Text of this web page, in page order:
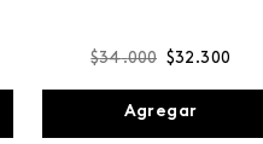
$34.000 $32 .300
Agregar